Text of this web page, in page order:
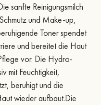
sanfte Reinigungsmilch
und Make-up,
Toner spendet
und bereitet die Haut
vor. Die Hydro-
mit Feuchtigkeit,
beruhigt und die
wieder aufbaut.Die